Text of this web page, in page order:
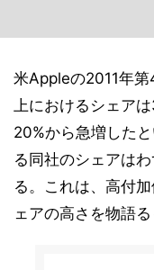
米Appleの2011年
上におけるシェア
20%から急増した
る同社のシェアは
る。これは、高付
ェアの高さを物語る